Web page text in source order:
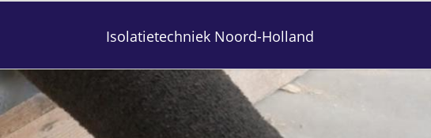
Isolatietechniek Noord-Holland